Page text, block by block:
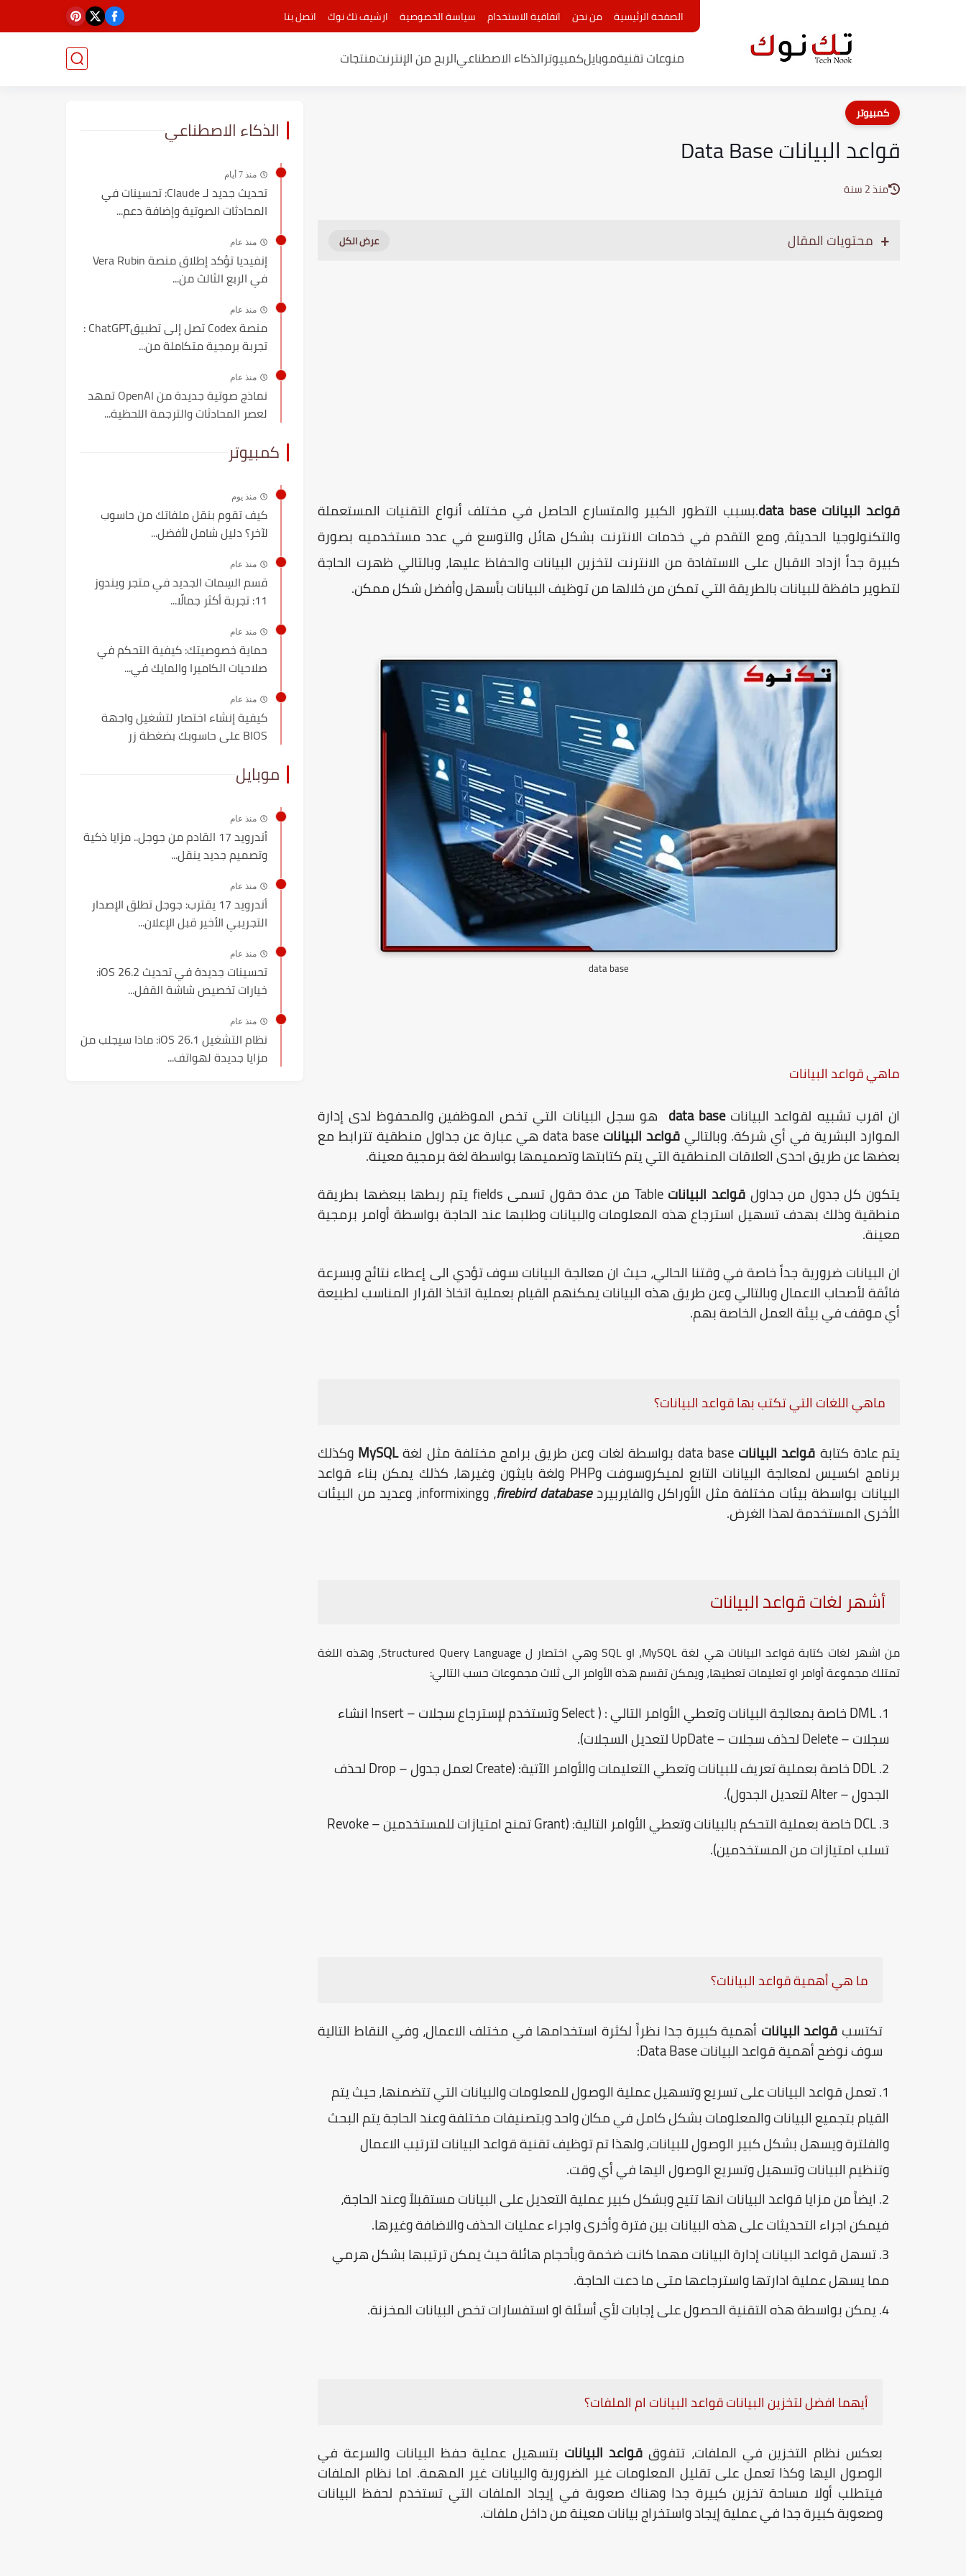
الصفحة الرئيسية من نحن اتفاقية الاستخدام سياسة الخصوصية ارشيف تك نوك اتصل بنا
منوعات تقنيةموبايلكمبيوترالذكاء الاصطناعيالربح من الإنترنتمنتجات
كمبيوتر
قواعد البيانات Data Base
منذ 2 سنة
محتويات المقال
قواعد البياناتdata base
.بسبب التطور الكبير والمتسارع الحاصل في مختلف أنواع التقنيات المستعملة
والتكنولوجيا الحديثة، ومع التقدم في خدمات الانترنت بشكل هائل والتوسع في عدد مستخدميه بصورة
كبيرة جداً ازداد الاقبال على الاستفادة من الانترنت لتخزين البيانات والحفاظ عليها، وبالتالي ظهرت الحاجة
لتطوير حافظة للبيانات بالطريقة التي تمكن من خلالها من توظيف البيانات بأسهل وأفضل شكل ممكن.
data base
ماهي قواعد البيانات
ان اقرب تشبيه لقواعد البياناتdata base هو سجل البيانات التي تخص الموظفين والمحفوظ لدى إدارة
الموارد البشرية في أي شركة. وبالتاليقواعد البيانات
data base هي عبارة عن جداول منطقية تترابط مع
بعضها عن طريق احدى العلاقات المنطقية التي يتم كتابتها وتصميمها بواسطة لغة برمجية معينة.
يتكون كل جدول من جداولقواعد البيانات Table من عدة حقول تسمى fields يتم ربطها ببعضها بطريقة
منطقية وذلك بهدف تسهيل استرجاع هذه المعلومات والبيانات وطلبها عند الحاجة بواسطة أوامر برمجية
معينة.
ان البيانات ضرورية جداً خاصة في وقتنا الحالي، حيث ان معالجة البيانات سوف تؤدي الى إعطاء نتائج وبسرعة
فائقة لأصحاب الاعمال وبالتالي وعن طريق هذه البيانات يمكنهم القيام بعملية اتخاذ القرار المناسب لطبيعة
أي موقف في بيئة العمل الخاصة بهم.
ماهي اللغات التي تكتب بها قواعد البيانات؟
يتم عادة كتابة قواعد البيانات data base بواسطة لغات وعن طريق برامج مختلفة مثل لغةMySQL وكذلك
برنامج اكسيس لمعالجة البيانات التابع لميكروسوفت وPHP ولغة بايثون وغيرها، كذلك يمكن بناء قواعد
البيانات بواسطة بيئات مختلفة مثل الأوراكل والفايربيردfirebird database، وinformixing، وعديد من البيئات
الأخرى المستخدمة لهذا الغرض.
أشهر لغات قواعد البيانات
من اشهر لغات كتابة قواعد البيانات هي لغة MySQL، اوSQL وهي اختصار لStructured Query Language، وهذه اللغة
تمتلك مجموعة أوامر او تعليمات تعطيها، ويمكن تقسم هذه الأوامر الى ثلاث مجموعات حسب التالي:
DMLخاصة بمعالجة البيانات وتعطي الأوامر التالي : (Selectوتستخدم لإسترجاع سجلات –Insertانشاء
سجلات –Deleteلحذف سجلات –UpDateلتعديل السجلات).
DDLخاصة بعملية تعريف للبيانات وتعطي التعليمات والأوامر الآتية: (Createلعمل جدول –Dropلحذف
الجدول –Alterلتعديل الجدول).
DCLخاصة بعملية التحكم بالبيانات وتعطي الأوامر التالية: (Grantتمنح امتيازات للمستخدمين –Revoke
تسلب امتيازات من المستخدمين).
ما هي أهمية قواعد البيانات؟
تكتسب قواعد البيانات أهمية كبيرة جدا نظراً لكثرة استخدامها في مختلف الاعمال، وفي النقاط التالية
سوف نوضح أهمية قواعد البياناتData Base
:
تعمل قواعد البيانات على تسريع وتسهيل عملية الوصول للمعلومات والبيانات التي تتضمنها، حيث يتم
القيام بتجميع البيانات والمعلومات بشكل كامل في مكان واحد وبتصنيفات مختلفة وعند الحاجة يتم البحث
والفلترة ويسهل بشكل كبير الوصول للبيانات، ولهذا تم توظيف تقنية قواعد البيانات لترتيب الاعمال
وتنظيم البيانات وتسهيل وتسريع الوصول اليها في أي وقت.
ايضاً من مزايا قواعد البيانات انها تتيح وبشكل كبير عملية التعديل على البيانات مستقبلاً وعند الحاجة،
فيمكن اجراء التحديثات على هذه البيانات بين فترة وأخرى واجراء عمليات الحذف والاضافة وغيرها.
تسهل قواعد البيانات إدارة البيانات مهما كانت ضخمة وبأحجام هائلة حيث يمكن ترتيبها بشكل هرمي
مما يسهل عملية ادارتها واسترجاعها متى ما دعت الحاجة.
يمكن بواسطة هذه التقنية الحصول على إجابات لأي أسئلة او استفسارات تخص البيانات المخزنة.
أيهما افضل لتخزين البيانات قواعد البيانات ام الملفات؟
بعكس نظام التخزين في الملفات، تتفوق قواعد البيانات بتسهيل عملية حفظ البيانات والسرعة في
الوصول اليها وكذا تعمل على تقليل المعلومات غير الضرورية والبيانات غير المهمة. اما نظام الملفات
فيتطلب أولا مساحة تخزين كبيرة جدا وهناك صعوبة في إيجاد الملفات التي تستخدم لحفظ البيانات
وصعوبة كبيرة جدا في عملية إيجاد واستخراج بيانات معينة من داخل ملفات.
الذكاء الاصطناعي
منذ 7 أيام
تحديث جديد لـ Claude: تحسينات في
المحادثات الصوتية وإضافة دعم...
منذ عام
إنفيديا تؤكد إطلاق منصة Vera Rubin
في الربع الثالث من...
منذ عام
منصة Codex تصل إلى تطبيقChatGPT :
تجربة برمجية متكاملة من...
منذ عام
نماذج صوتية جديدة من OpenAI تمهد
لعصر المحادثات والترجمة اللحظية...
كمبيوتر
منذ يوم
كيف تقوم بنقل ملفاتك من حاسوب
لآخر؟ دليل شامل لأفضل...
منذ عام
قسم السِمات الجديد في متجر ويندوز
11: تجربة أكثر جمالًا...
منذ عام
حماية خصوصيتك: كيفية التحكم في
صلاحيات الكاميرا والمايك في...
منذ عام
كيفية إنشاء اختصار لتشغيل واجهة
BIOS على حاسوبك بضغطة زر
موبايل
منذ عام
أندرويد 17 القادم من جوجل.. مزايا ذكية
وتصميم جديد ينقل...
منذ عام
أندرويد 17 يقترب: جوجل تطلق الإصدار
التجريبي الأخير قبل الإعلان...
منذ عام
تحسينات جديدة في تحديث iOS 26.2:
خيارات تخصيص شاشة القفل...
منذ عام
نظام التشغيل iOS 26.1: ماذا سيجلب من
مزايا جديدة لهواتف...